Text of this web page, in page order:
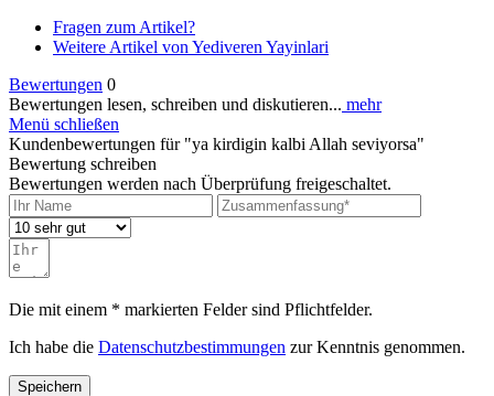
Fragen zum Artikel?
Weitere Artikel von Yediveren Yayinlari
Bewertungen 0
Bewertungen lesen, schreiben und diskutieren... mehr
Menü schließen
Kundenbewertungen für "ya kirdigin kalbi Allah seviyorsa"
Bewertung schreiben
Bewertungen werden nach Überprüfung freigeschaltet.
Die mit einem * markierten Felder sind Pflichtfelder.
Ich habe die Datenschutzbestimmungen zur Kenntnis genommen.
Speichern